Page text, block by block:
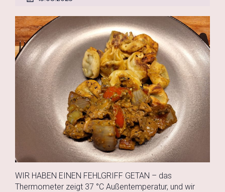
WIR HABEN EINEN FEHLGRIFF GETAN – das
Thermometer zeigt 37 °C Außentemperatur, und wir